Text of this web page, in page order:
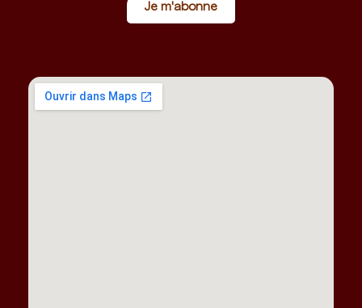
Je m'abonne